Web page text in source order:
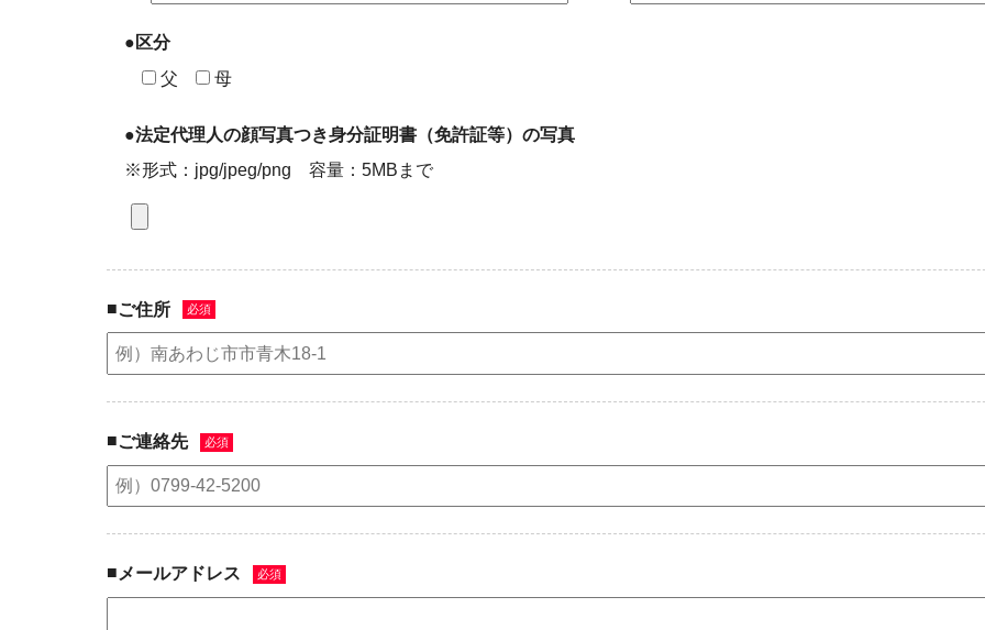
●区分
父
母
●法定代理人の顔写真つき身分証明書（免許証等）の写真
※形式：jpg/jpeg/png 容量：5MBまで
■ご住所 必須
■ご連絡先 必須
■ メールアドレス 必須